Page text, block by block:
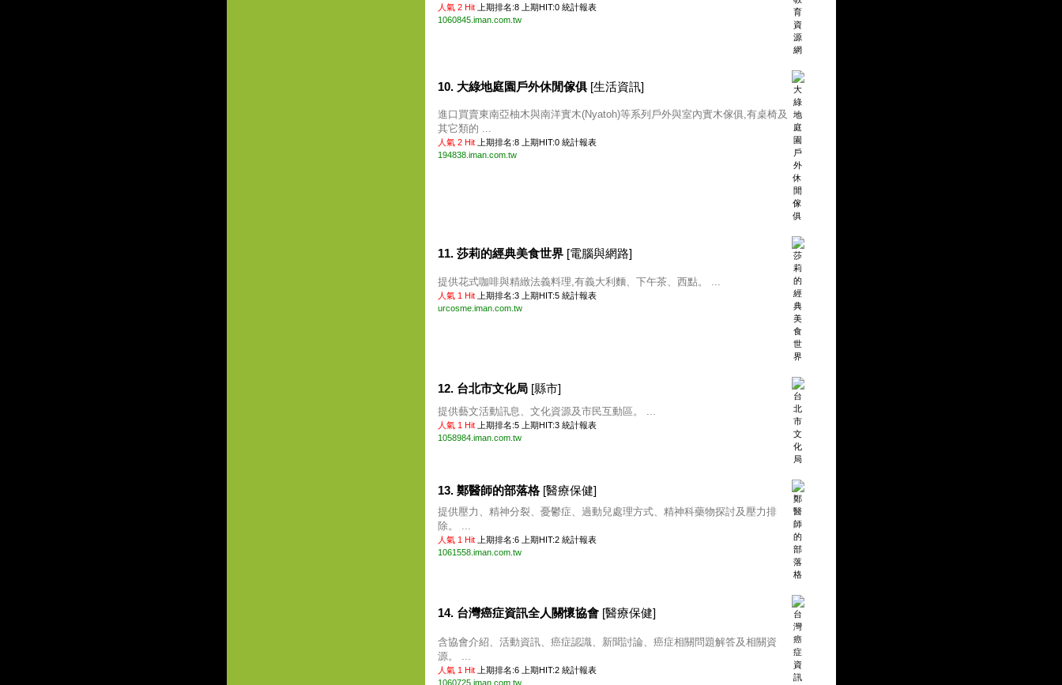
人氣 2 Hit 上期排名:8 上期HIT:0 統計報表
1060845.iman.com.tw
10. 大綠地庭園戶外休閒傢俱 [生活資訊]
進口買賣東南亞柚木與南洋實木(Nyatoh)等系列戶外與室內實木傢俱,有桌椅及
其它類的 ...
人氣 2 Hit 上期排名:8 上期HIT:0 統計報表
194838.iman.com.tw
11. 莎莉的經典美食世界 [電腦與網路]
提供花式咖啡與精緻法義料理,有義大利麵、下午茶、西點。 ...
人氣 1 Hit 上期排名:3 上期HIT:5 統計報表
urcosme.iman.com.tw
12. 台北市文化局 [縣市]
提供藝文活動訊息、文化資源及市民互動區。 ...
人氣 1 Hit 上期排名:5 上期HIT:3 統計報表
1058984.iman.com.tw
13. 鄭醫師的部落格 [醫療保健]
提供壓力、精神分裂、憂鬱症、過動兒處理方式、精神科藥物探討及壓力排
除。 ...
人氣 1 Hit 上期排名:6 上期HIT:2 統計報表
1061558.iman.com.tw
14. 台灣癌症資訊全人關懷協會 [醫療保健]
含協會介紹、活動資訊、癌症認識、新聞討論、癌症相關問題解答及相關資
源。 ...
人氣 1 Hit 上期排名:6 上期HIT:2 統計報表
1060725.iman.com.tw